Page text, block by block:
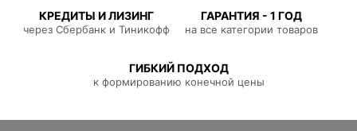
КРЕДИТЫ И ЛИЗИНГ
через Сбербанк и Тиникофф
ГАРАНТИЯ - 1 ГОД
на все категории товаров
ГИБКИЙ ПОДХОД
к формированию конечной цены